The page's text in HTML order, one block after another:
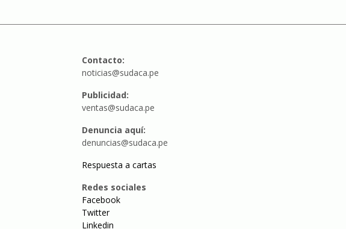
Contacto:
noticias@sudaca.pe
Publicidad:
ventas@sudaca.pe
Denuncia aquí:
denuncias@sudaca.pe
Respuesta a cartas
Redes sociales
Facebook
Twitter
Linkedin